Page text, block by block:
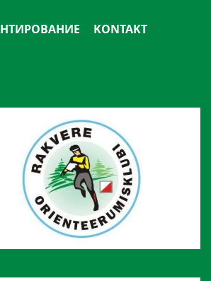
KONTAKT